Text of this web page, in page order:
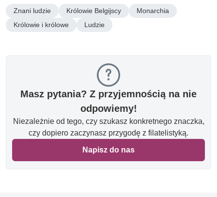
Znani ludzie Królowie Belgijscy
Monarchia
Królowie i królowe
Ludzie
Masz pytania? Z przyjemnością na nie
odpowiemy!
Niezależnie od tego, czy szukasz konkretnego znaczka,
czy dopiero zaczynasz przygodę z filatelistyką.
Napisz do nas